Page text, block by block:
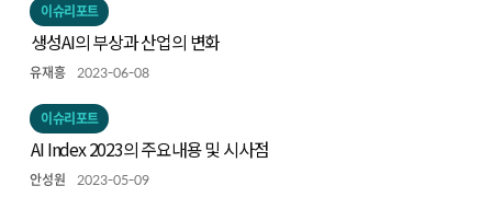
이슈리포트
생성AI의 부상과 산업의 변화
유재흥 2023-06-08
이슈리포트
AI Index 2023의 주요내용 및 시사점
안성원 2023-05-09